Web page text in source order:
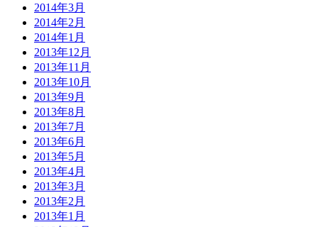
2014年3月
2014年2月
2014年1月
2013年12月
2013年11月
2013年10月
2013年9月
2013年8月
2013年7月
2013年6月
2013年5月
2013年4月
2013年3月
2013年2月
2013年1月